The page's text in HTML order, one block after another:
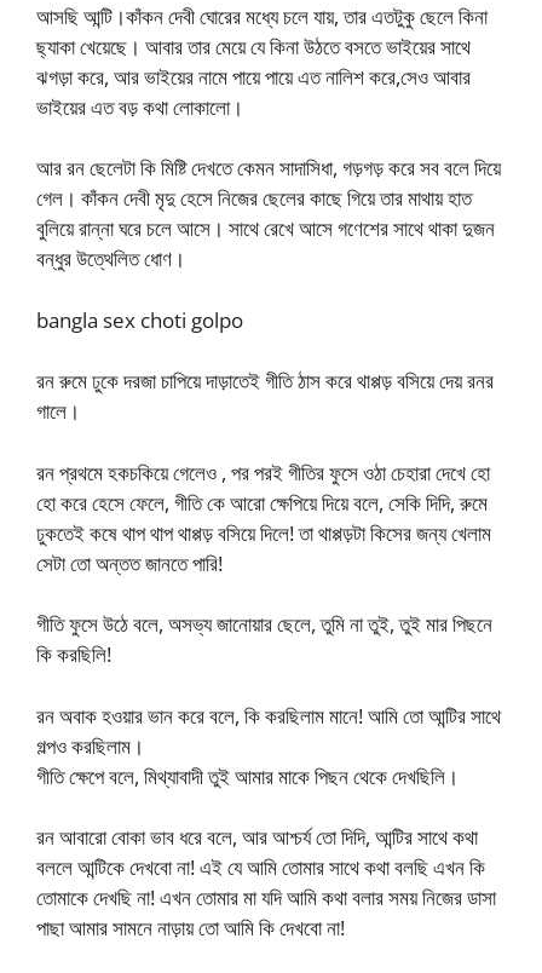
আসছি আন্টি।কাঁকন দেবী ঘোরের মধ্যে চলে যায়, তার এতটুকু ছেলে কিনা
ছ্যাকা খেয়েছে। আবার তার মেয়ে যে কিনা উঠতে বসতে ভাইয়ের সাথে
ঝগড়া করে, আর ভাইয়ের নামে পায়ে পায়ে এত নালিশ করে,সেও আবার
ভাইয়ের এত বড় কথা লোকালো।
আর রন ছেলেটা কি মিষ্টি দেখতে কেমন সাদাসিধা, গড়গড় করে সব বলে দিয়ে
গেল। কাঁকন দেবী মৃদু হেসে নিজের ছেলের কাছে গিয়ে তার মাথায় হাত
বুলিয়ে রান্না ঘরে চলে আসে। সাথে রেখে আসে গণেশের সাথে থাকা দুজন
বন্ধুর উত্থেলিত ধোণ।
bangla sex choti golpo
রন রুমে ঢুকে দরজা চাপিয়ে দাড়াতেই গীতি ঠাস করে থাপ্পড় বসিয়ে দেয় রনর
গালে।
রন প্রথমে হকচকিয়ে গেলেও , পর পরই গীতির ফুসে ওঠা চেহারা দেখে হো
হো করে হেসে ফেলে, গীতি কে আরো ক্ষেপিয়ে দিয়ে বলে, সেকি দিদি, রুমে
ঢুকতেই কষে থাপ থাপ থাপ্পড় বসিয়ে দিলে! তা থাপ্পড়টা কিসের জন্য খেলাম
সেটা তো অন্তত জানতে পারি!
গীতি ফুসে উঠে বলে, অসভ্য জানোয়ার ছেলে, তুমি না তুই, তুই মার পিছনে
কি করছিলি!
রন অবাক হওয়ার ভান করে বলে, কি করছিলাম মানে! আমি তো আন্টির সাথে
গল্পও করছিলাম।
গীতি ক্ষেপে বলে, মিথ্যাবাদী তুই আমার মাকে পিছন থেকে দেখছিলি।
রন আবারো বোকা ভাব ধরে বলে, আর আশ্চর্য তো দিদি, আন্টির সাথে কথা
বললে আন্টিকে দেখবো না! এই যে আমি তোমার সাথে কথা বলছি এখন কি
তোমাকে দেখছি না! এখন তোমার মা যদি আমি কথা বলার সময় নিজের ডাসা
পাছা আমার সামনে নাড়ায় তো আমি কি দেখবো না!